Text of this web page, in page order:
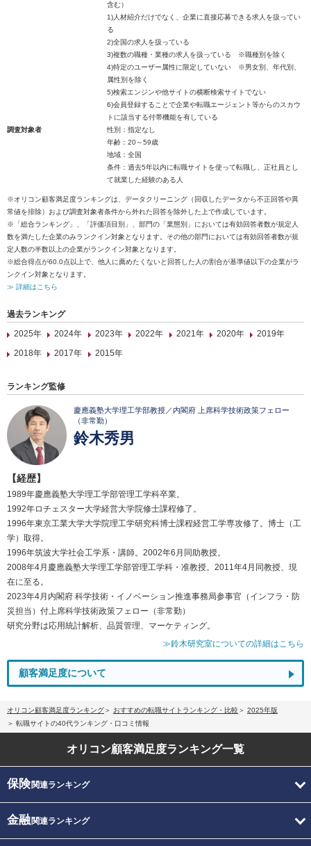
含む）
1)人材紹介だけでなく、企業に直接応募できる求人を扱ってい
る
2)全国の求人を扱っている
3)複数の職種・業種の求人を扱っている ※職種別を除く
4)特定のユーザー属性に限定していない ※男女別、年代別、
属性別を除く
5)検索エンジンや他サイトの横断検索サイトでない
6)会員登録することで企業や転職エージェント等からのスカウ
トに該当する付帯機能を有している
調査対象者
性別：指定なし
年齢：20～59歳
地域：全国
条件：過去5年以内に転職サイトを使って転職し、正社員とし
て就業した経験のある人
※オリコン顧客満足度ランキングは、データクリーニング（回収したデータから不正回答や異
常値を排除）および調査対象者条件から外れた回答を除外した上で作成しています。
※「総合ランキング」、「評価項目別」、部門の「業態別」においては有効回答者数が規定人
数を満たした企業のみランクイン対象となります。その他の部門においては有効回答者数が規
定人数の半数以上の企業がランクイン対象となります。
※総合得点が60.0点以上で、他人に薦めたくないと回答した人の割合が基準値以下の企業がラ
ンクイン対象となります。
≫ 詳細はこちら
過去ランキング
2025年
2024年 2023年 2022年 2021年 2020年
2019年
2018年
2017年 2015年
ランキング監修
慶應義塾大学理工学部教授／内閣府 上席科学技術政策フェロー
（非常勤）
鈴木秀男
【経歴】
1989年慶應義塾大学理工学部管理工学科卒業。
1992年ロチェスター大学経営大学院修士課程修了。
1996年東京工業大学大学院理工学研究科博士課程経営工学専攻修了。博士（工
学）取得。
1996年筑波大学社会工学系・講師。2002年6月同助教授。
2008年4月慶應義塾大学理工学部管理工学科・准教授。2011年4月同教授、現
在に至る。
2023年4月内閣府 科学技術・イノベーション推進事務局参事官（インフラ・防
災担当）付上席科学技術政策フェロー（非常勤）
研究分野は応用統計解析、品質管理、マーケティング。
≫鈴木研究室についての詳細はこちら
顧客満足度について
オリコン顧客満足度ランキング おすすめの転職サイトランキング・比較
2025年版
転職サイトの40代ランキング・口コミ情報
オリコン顧客満足度ランキング一覧
保険関連ランキング
金融関連ランキング